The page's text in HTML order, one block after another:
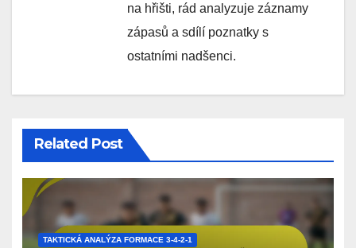
na hřišti, rád analyzuje záznamy
zápasů a sdílí poznatky s
ostatními nadšenci.
Related Post
TAKTICKÁ ANALÝZA FORMACE 3-4-2-1